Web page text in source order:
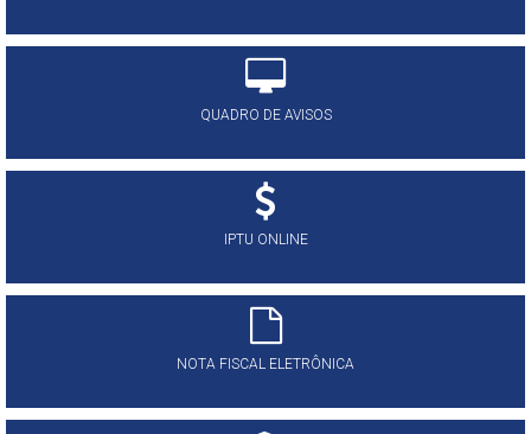
QUADRO DE AVISOS
IPTU ONLINE
NOTA FISCAL ELETRÔNICA